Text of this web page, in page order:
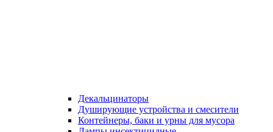
Декальцинаторы
Душирующие устройства и смесители
Контейнеры, баки и урны для мусора